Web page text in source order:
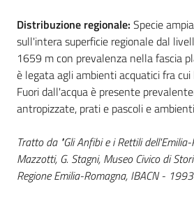
Distribuzione regionale: Specie
sull'intera superficie regionale dal
1659 m con prevalenza nella fascia
è legata agli ambienti acquatici fra
Fuori dall'acqua è presente
antropizzate, prati e pascoli e
Tratto da "Gli Anfibi e i Rettili
Mazzotti, G. Stagni, Museo Civico di
Regione Emilia-Romagna, IBACN - 1993